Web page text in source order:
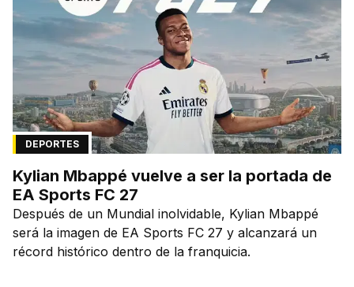
DEPORTES
Kylian Mbappé vuelve a ser la portada de
EA Sports FC 27
Después de un Mundial inolvidable, Kylian Mbappé
será la imagen de EA Sports FC 27 y alcanzará un
récord histórico dentro de la franquicia.